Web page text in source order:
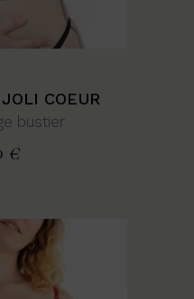
COEUR
bustier
€